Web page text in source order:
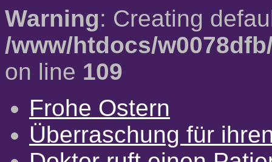
Warning: Creating
/www/htdocs/
on line 109
Frohe Ostern
Überraschung für